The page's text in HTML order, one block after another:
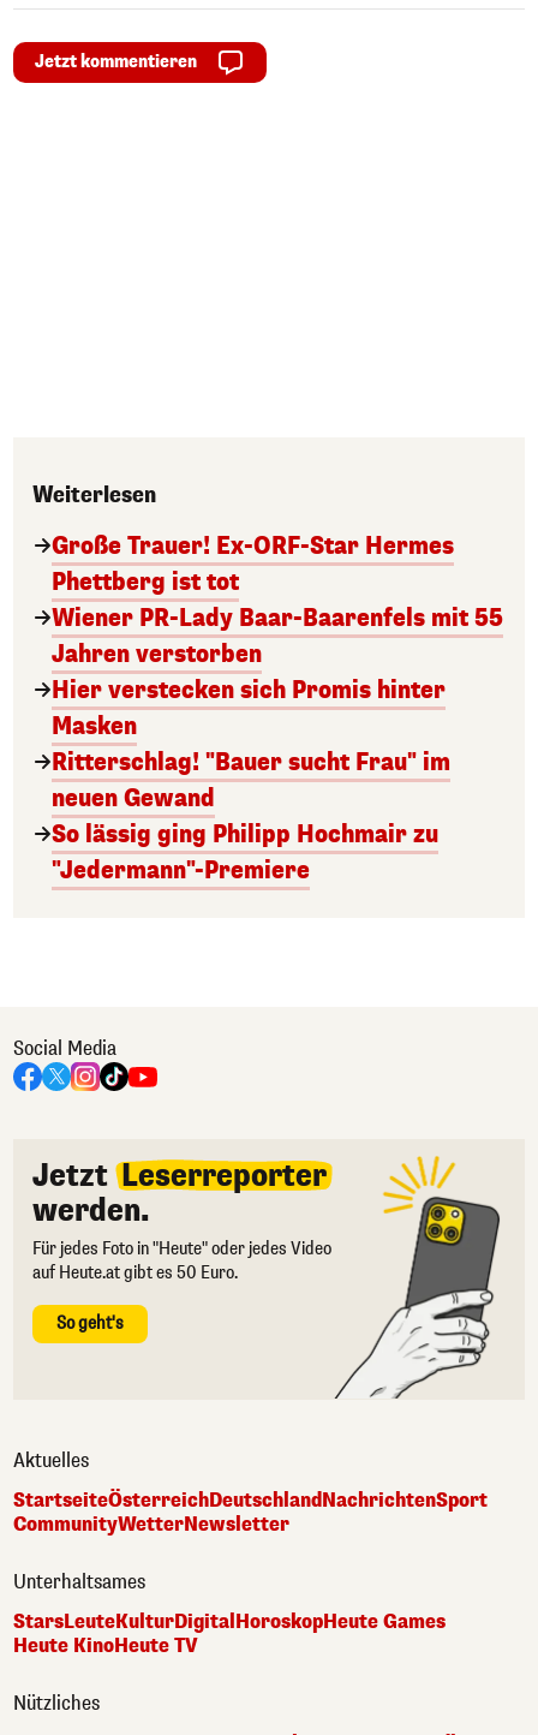
Jetzt kommentieren
Weiterlesen
Große Trauer! Ex-ORF-Star Hermes
Phettberg ist tot
Wiener PR-Lady Baar-Baarenfels mit 55
Jahren verstorben
Hier verstecken sich Promis hinter
Masken
Ritterschlag! "Bauer sucht Frau" im
neuen Gewand
So lässig ging Philipp Hochmair zu
"Jedermann"-Premiere
Social Media
Jetzt Leserreporter
werden.
Für jedes Foto in "Heute" oder jedes Video
auf Heute.at gibt es 50 Euro.
So geht's
Aktuelles
StartseiteÖsterreichDeutschlandNachrichtenSport
CommunityWetterNewsletter
Unterhaltsames
StarsLeuteKulturDigital HoroskopHeute Games
Heute KinoHeute TV
Nützliches